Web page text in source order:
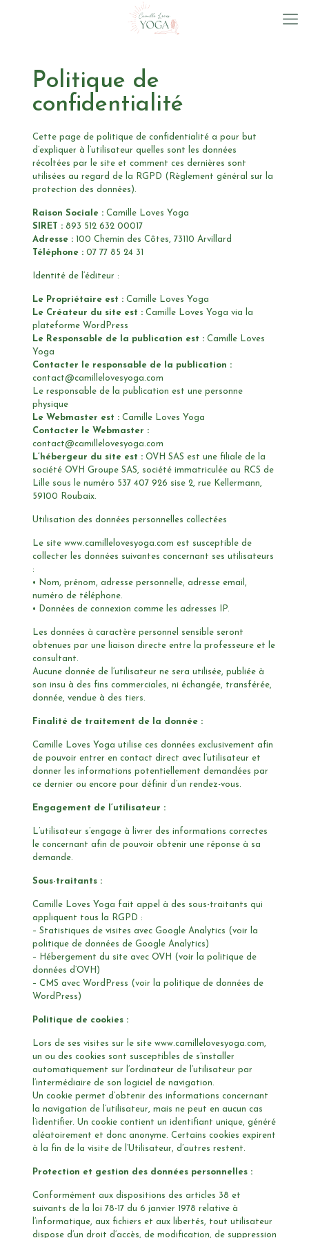
Politique de
confidentialité
Cette page de politique de confidentialité a pour but
d’expliquer à l’utilisateur quelles sont les données
récoltées par le site et comment ces dernières sont
utilisées au regard de la RGPD (Règlement général sur la
protection des données).
Raison Sociale :Camille Loves Yoga
SIRET :893 512 632 00017
Adresse :100 Chemin des Côtes, 73110 Arvillard
Téléphone :07 77 85 24 31
Identité de l’éditeur :
Le Propriétaire est :Camille Loves Yoga
Le Créateur du site est :Camille Loves Yoga via la
plateforme WordPress
Le Responsable de la publication est :Camille Loves
Yoga
Contacter le responsable de la publication :
contact@camillelovesyoga.com
Le responsable de la publication est une personne
physique
Le Webmaster est :Camille Loves Yoga
Contacter le Webmaster :
contact@camillelovesyoga.com
L’hébergeur du site est :OVH SAS est une filiale de la
société OVH Groupe SAS, société immatriculée au RCS de
Lille sous le numéro 537 407 926 sise 2, rue Kellermann,
59100 Roubaix.
Utilisation des données personnelles collectées
Le site www.camillelovesyoga.com est susceptible de
collecter les données suivantes concernant ses utilisateurs
:
• Nom, prénom, adresse personnelle, adresse email,
numéro de téléphone.
• Données de connexion comme les adresses IP.
Les données à caractère personnel sensible seront
obtenues par une liaison directe entre la professeure et le
consultant.
Aucune donnée de l’utilisateur ne sera utilisée, publiée à
son insu à des fins commerciales, ni échangée, transférée,
donnée, vendue à des tiers.
Finalité de traitement de la donnée :
Camille Loves Yoga utilise ces données exclusivement afin
de pouvoir entrer en contact direct avec l’utilisateur et
donner les informations potentiellement demandées par
ce dernier ou encore pour définir d’un rendez-vous.
Engagement de l’utilisateur :
L’utilisateur s’engage à livrer des informations correctes
le concernant afin de pouvoir obtenir une réponse à sa
demande.
Sous-traitants :
Camille Loves Yoga fait appel à des sous-traitants qui
appliquent tous la RGPD :
– Statistiques de visites avec Google Analytics (voir la
politique de données de Google Analytics)
– Hébergement du site avec OVH (voir la politique de
données d’OVH)
– CMS avec WordPress (voir la politique de données de
WordPress)
Politique de cookies :
Lors de ses visites sur le site www.camillelovesyoga.com,
un ou des cookies sont susceptibles de s’installer
automatiquement sur l’ordinateur de l’utilisateur par
l’intermédiaire de son logiciel de navigation.
Un cookie permet d’obtenir des informations concernant
la navigation de l’utilisateur, mais ne peut en aucun cas
l’identifier. Un cookie contient un identifiant unique, généré
aléatoirement et donc anonyme. Certains cookies expirent
à la fin de la visite de l’Utilisateur, d’autres restent.
Protection et gestion des données personnelles :
Conformément aux dispositions des articles 38 et
suivants de la loi 78-17 du 6 janvier 1978 relative à
l’informatique, aux fichiers et aux libertés, tout utilisateur
dispose d’un droit d’accès, de modification, de suppression